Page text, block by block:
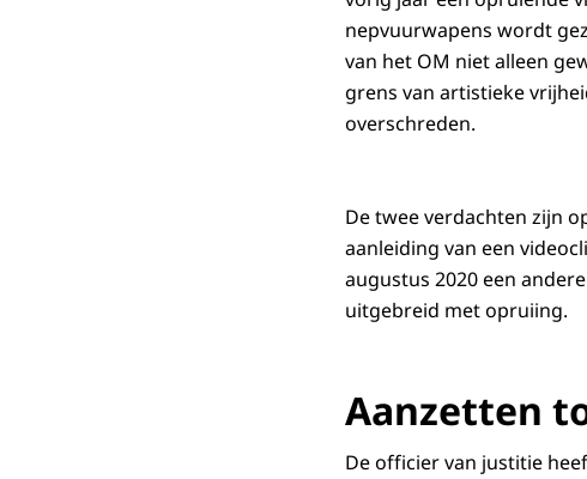
nepvuurwapens wordt
van het OM niet alleen
grens van artistieke
overschreden.
De twee verdachten zijn
aanleiding van een
augustus 2020 een
uitgebreid met opruiing.
Aanzetten
De officier van justitie